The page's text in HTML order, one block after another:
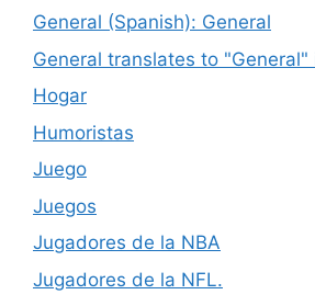
General (Spanish): General
General translates to "General"
Hogar
Humoristas
Juego
Juegos
Jugadores de la NBA
Jugadores de la NFL.